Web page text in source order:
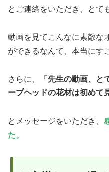
とご連絡をいただき、とて
動画を見てこんなに素敵な
ができるなんて、本当にす
さらに、
「先生の動画、と
ープヘッドの花材は初めて
とメッセージをいただき、
た。